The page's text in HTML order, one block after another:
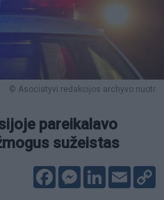
© Asociatyvi redakcijos archyvo nuotr.
pareikalavo
sužeistas
FacebookMessenger
LinkedIn
Email